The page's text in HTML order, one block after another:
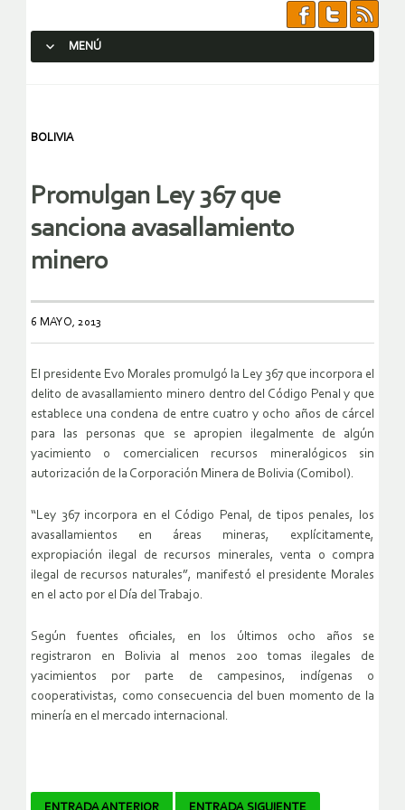
MENÚ
BOLIVIA
Promulgan Ley 367 que
sanciona avasallamiento
minero
6 MAYO, 2013
El presidente Evo Morales promulgó la Ley 367 que incorpora el
delito de avasallamiento minero dentro del Código Penal y que
establece una condena de entre cuatro y ocho años de cárcel
para las personas que se apropien ilegalmente de algún
yacimiento o comercialicen recursos mineralógicos sin
autorización de la Corporación Minera de Bolivia (Comibol).
“Ley 367 incorpora en el Código Penal, de tipos penales, los
avasallamientos en áreas mineras, explícitamente,
expropiación ilegal de recursos minerales, venta o compra
ilegal de recursos naturales”, manifestó el presidente Morales
en el acto por el Día del Trabajo.
Según fuentes oficiales, en los últimos ocho años se
registraron en Bolivia al menos 200 tomas ilegales de
yacimientos por parte de campesinos, indígenas o
cooperativistas, como consecuencia del buen momento de la
minería en el mercado internacional.